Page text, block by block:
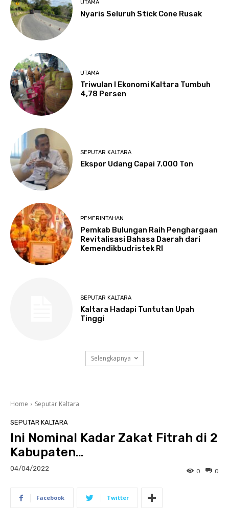
UTAMA
Nyaris Seluruh Stick Cone Rusak
UTAMA
Triwulan I Ekonomi Kaltara Tumbuh
4,78 Persen
SEPUTAR KALTARA
Ekspor Udang Capai 7.000 Ton
PEMERINTAHAN
Pemkab Bulungan Raih Penghargaan
Revitalisasi Bahasa Daerah dari
Kemendikbudristek RI
SEPUTAR KALTARA
Kaltara Hadapi Tuntutan Upah
Tinggi
Selengkapnya